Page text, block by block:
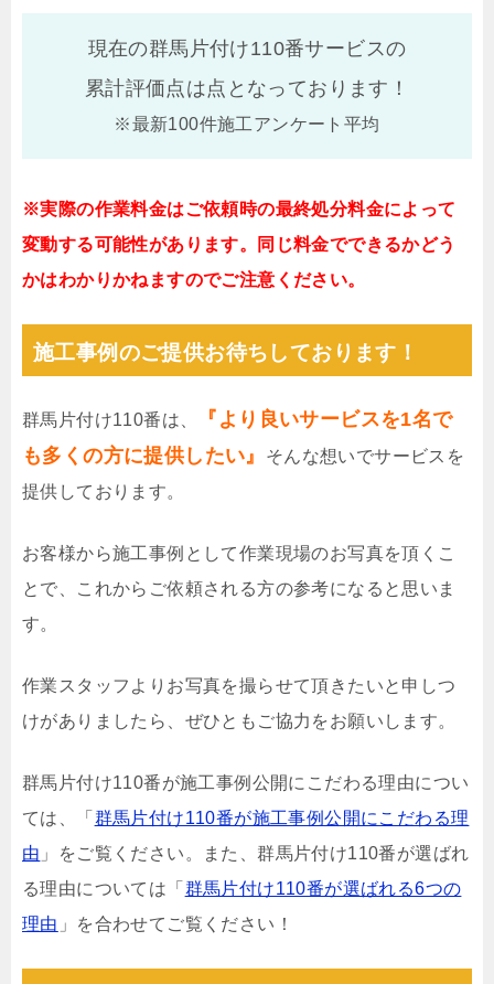
現在の群馬片付け110番サービスの
累計評価点は点となっております！
※最新100件施工アンケート平均
※実際の作業料金はご依頼時の最終処分料金によって
変動する可能性があります。同じ料金でできるかどう
かはわかりかねますのでご注意ください。
施工事例のご提供お待ちしております！
群馬片付け110番は、
『より良いサービスを1名で
も多くの方に提供したい』
そんな想いでサービスを
提供しております。
お客様から施工事例として作業現場のお写真を頂くこ
とで、これからご依頼される方の参考になると思いま
す。
作業スタッフよりお写真を撮らせて頂きたいと申しつ
けがありましたら、ぜひともご協力をお願いします。
群馬片付け110番が施工事例公開にこだわる理由につい
ては、「 群馬片付け110番が施工事例公開にこだわる理
由 」をご覧ください。また、群馬片付け110番が選ばれ
る理由については「 群馬片付け110番が選ばれる6つの
理由 」を合わせてご覧ください！